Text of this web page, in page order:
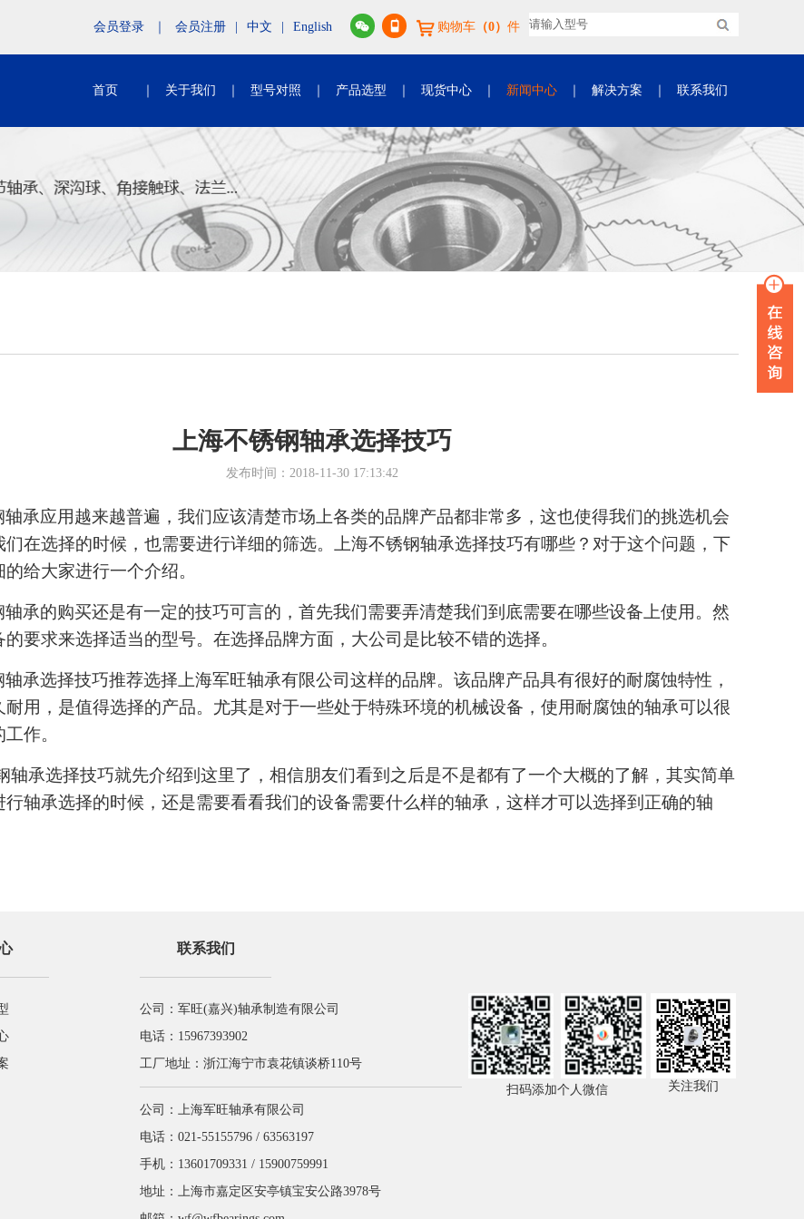
购物车 （0） 件
会员登录 会员注册 中文 English
首页 关于我们 型号对照 产品选型 现货中心 新闻中心 解决方案 联系我们
上海不锈钢轴承选择技巧
发布时间：2018-11-30 17:13:42
轴承应用越来越普遍，我们应该清楚市场上各类的品牌产品都非常多，这也使得我们的挑选机会
们在选择的时候，也需要进行详细的筛选。上海不锈钢轴承选择技巧有哪些？对于这个问题，下
给大家进行一个介绍。
轴承的购买还是有一定的技巧可言的，首先我们需要弄清楚我们到底需要在哪些设备上使用。然
的要求来选择适当的型号。在选择品牌方面，大公司是比较不错的选择。
承选择技巧推荐选择上海军旺轴承有限公司这样的品牌。该品牌产品具有很好的耐腐蚀特性，
耐用，是值得选择的产品。尤其是对于一些处于特殊环境的机械设备，使用耐腐蚀的轴承可以很
作。
轴承选择技巧就先介绍到这里了，相信朋友们看到之后是不是都有了一个大概的了解， 其实简单
行轴承选择的时候，还是需要看看我们的设备需要什么样的轴承，这样才可以选择到正确的轴
联系我们
公司：军旺(嘉兴)轴承制造有限公司
电话：15967393902
工厂地址：浙江海宁市袁花镇谈桥110号
公司：上海军旺轴承有限公司
电话：021-55155796 / 63563197
手机：13601709331 / 15900759991
地址：上海市嘉定区安亭镇宝安公路3978号
扫码添加个人微信 关注我们